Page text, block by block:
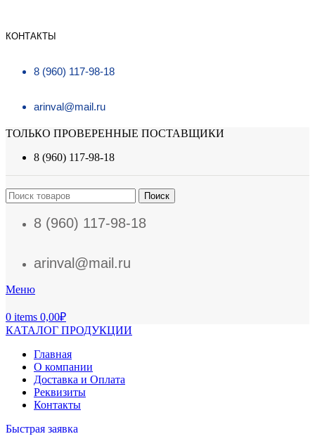
КОНТАКТЫ
8 (960) 117-98-18
arinval@mail.ru
ТОЛЬКО ПРОВЕРЕННЫЕ ПОСТАВЩИКИ
8 (960) 117-98-18
Поиск
8 (960) 117-98-18
arinval@mail.ru
Меню
0 items 0,00₽
КАТАЛОГ ПРОДУКЦИИ
Главная
О компании
Доставка и Оплата
Реквизиты
Контакты
Быстрая заявка